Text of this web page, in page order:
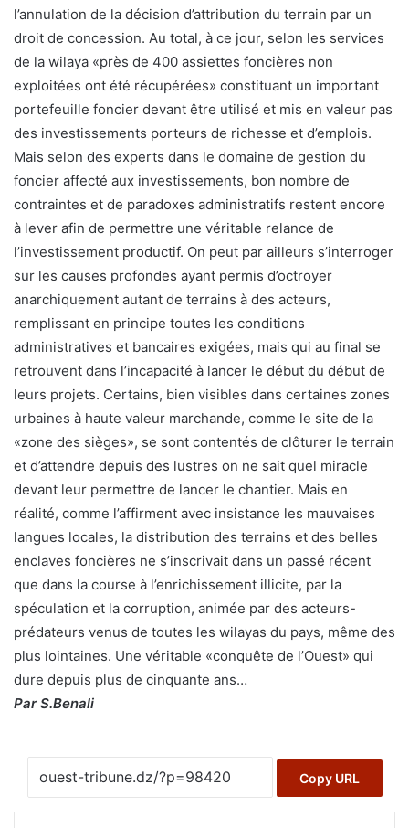
l’annulation de la décision d’attribution du terrain par un
droit de concession. Au total, à ce jour, selon les services
de la wilaya «près de 400 assiettes foncières non
exploitées ont été récupérées» constituant un important
portefeuille foncier devant être utilisé et mis en valeur pas
des investissements porteurs de richesse et d’emplois.
Mais selon des experts dans le domaine de gestion du
foncier affecté aux investissements, bon nombre de
contraintes et de paradoxes administratifs restent encore
à lever afin de permettre une véritable relance de
l’investissement productif. On peut par ailleurs s’interroger
sur les causes profondes ayant permis d’octroyer
anarchiquement autant de terrains à des acteurs,
remplissant en principe toutes les conditions
administratives et bancaires exigées, mais qui au final se
retrouvent dans l’incapacité à lancer le début du début de
leurs projets. Certains, bien visibles dans certaines zones
urbaines à haute valeur marchande, comme le site de la
«zone des sièges», se sont contentés de clôturer le terrain
et d’attendre depuis des lustres on ne sait quel miracle
devant leur permettre de lancer le chantier. Mais en
réalité, comme l’affirment avec insistance les mauvaises
langues locales, la distribution des terrains et des belles
enclaves foncières ne s’inscrivait dans un passé récent
que dans la course à l’enrichissement illicite, par la
spéculation et la corruption, animée par des acteurs-
prédateurs venus de toutes les wilayas du pays, même des
plus lointaines. Une véritable «conquête de l’Ouest» qui
dure depuis plus de cinquante ans…
Par S.Benali
Copy URL